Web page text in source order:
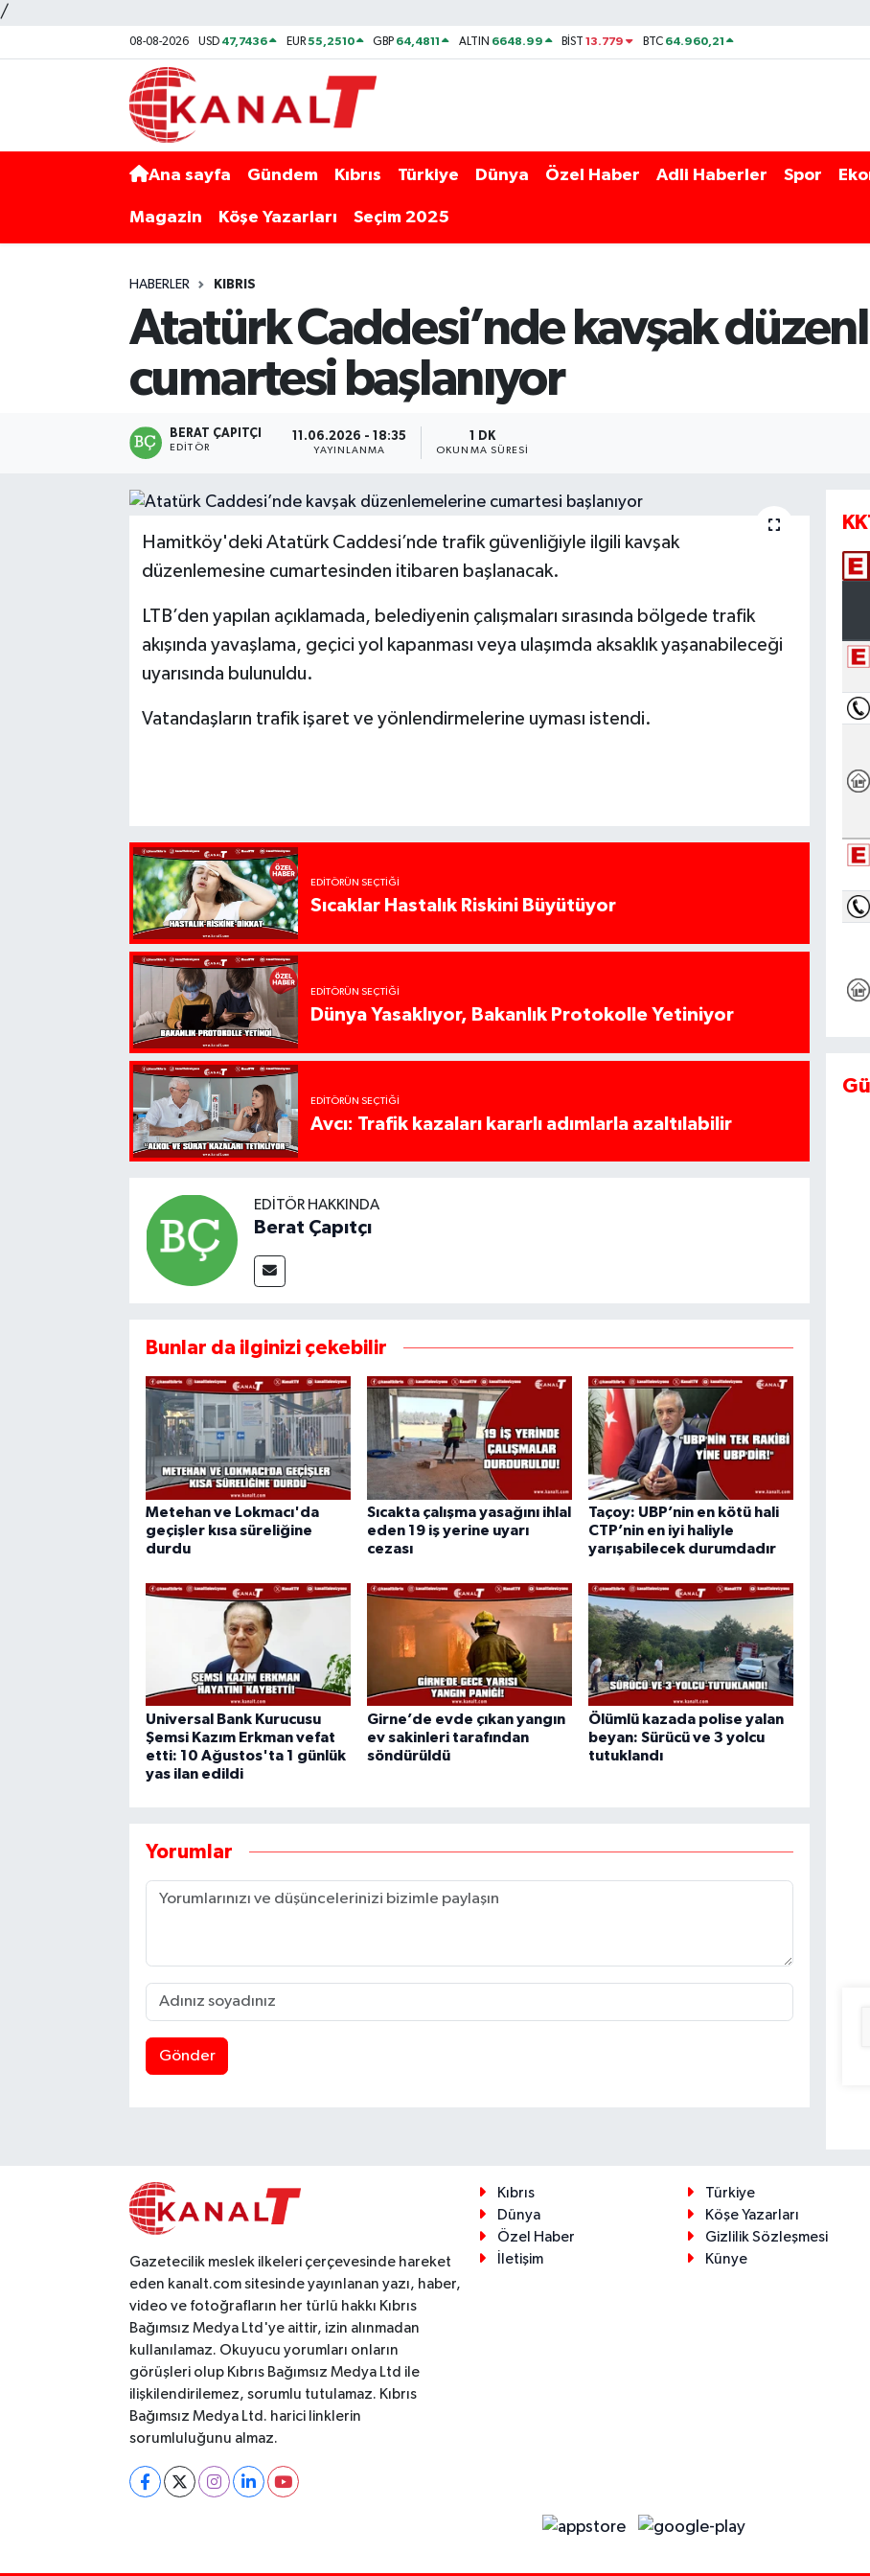
/
08-08-2026 USD 47,7436 EUR55,2510 GBP 64,4811 ALTIN 6648.99 BİST13.779 BTC 64.960,21
Ana sayfa Gündem Kıbrıs Türkiye Dünya Özel Haber Adli Haberler Spor
Magazin Köşe Yazarları Seçim 2025
HABERLER KIBRIS
Atatürk Caddesi’nde kavşak
cumartesi başlanıyor
BERAT ÇAPITÇI
EDITÖR
11.06.2026 - 18:35
YAYINLANMA
1 DK
OKUNMA SÜRESI
Hamitköy'deki Atatürk Caddesi’nde trafik güvenliğiyle ilgili kavşak
düzenlemesine cumartesinden itibaren başlanacak.
LTB’den yapılan açıklamada, belediyenin çalışmaları sırasında bölgede trafik
akışında yavaşlama, geçici yol kapanması veya ulaşımda aksaklık yaşanabileceği
uyarısında bulunuldu.
Vatandaşların trafik işaret ve yönlendirmelerine uyması istendi.
EDITÖRÜN SEÇTIĞI
Sıcaklar Hastalık Riskini Büyütüyor
EDITÖRÜN SEÇTIĞI
Dünya Yasaklıyor, Bakanlık Protokolle Yetiniyor
EDITÖRÜN SEÇTIĞI
Avcı: Trafik kazaları kararlı adımlarla azaltılabilir
EDITÖR HAKKINDA
Berat Çapıtçı
Bunlar da ilginizi çekebilir
Metehan ve Lokmacı'da
geçişler kısa süreliğine
durdu
Sıcakta çalışma yasağını ihlal
eden 19 iş yerine uyarı
cezası
Taçoy: UBP’nin en kötü hali
CTP’nin en iyi haliyle
yarışabilecek durumdadır
Universal Bank Kurucusu
Şemsi Kazım Erkman vefat
etti: 10 Ağustos'ta 1 günlük
yas ilan edildi
Girne’de evde çıkan yangın
ev sakinleri tarafından
söndürüldü
Ölümlü kazada polise yalan
beyan: Sürücü ve 3 yolcu
tutuklandı
Yorumlar
Gönder
Gazetecilik meslek ilkeleri çerçevesinde hareket
eden kanalt.com sitesinde yayınlanan yazı, haber,
video ve fotoğrafların her türlü hakkı Kıbrıs
Bağımsız Medya Ltd'ye aittir, izin alınmadan
kullanılamaz. Okuyucu yorumları onların
görüşleri olup Kıbrıs Bağımsız Medya Ltd ile
ilişkilendirilemez, sorumlu tutulamaz. Kıbrıs
Bağımsız Medya Ltd. harici linklerin
sorumluluğunu almaz.
Kıbrıs
Türkiye
Dünya
Köşe Yazarları
Özel Haber
Gizlilik Sözleşmesi
İletişim
Künye